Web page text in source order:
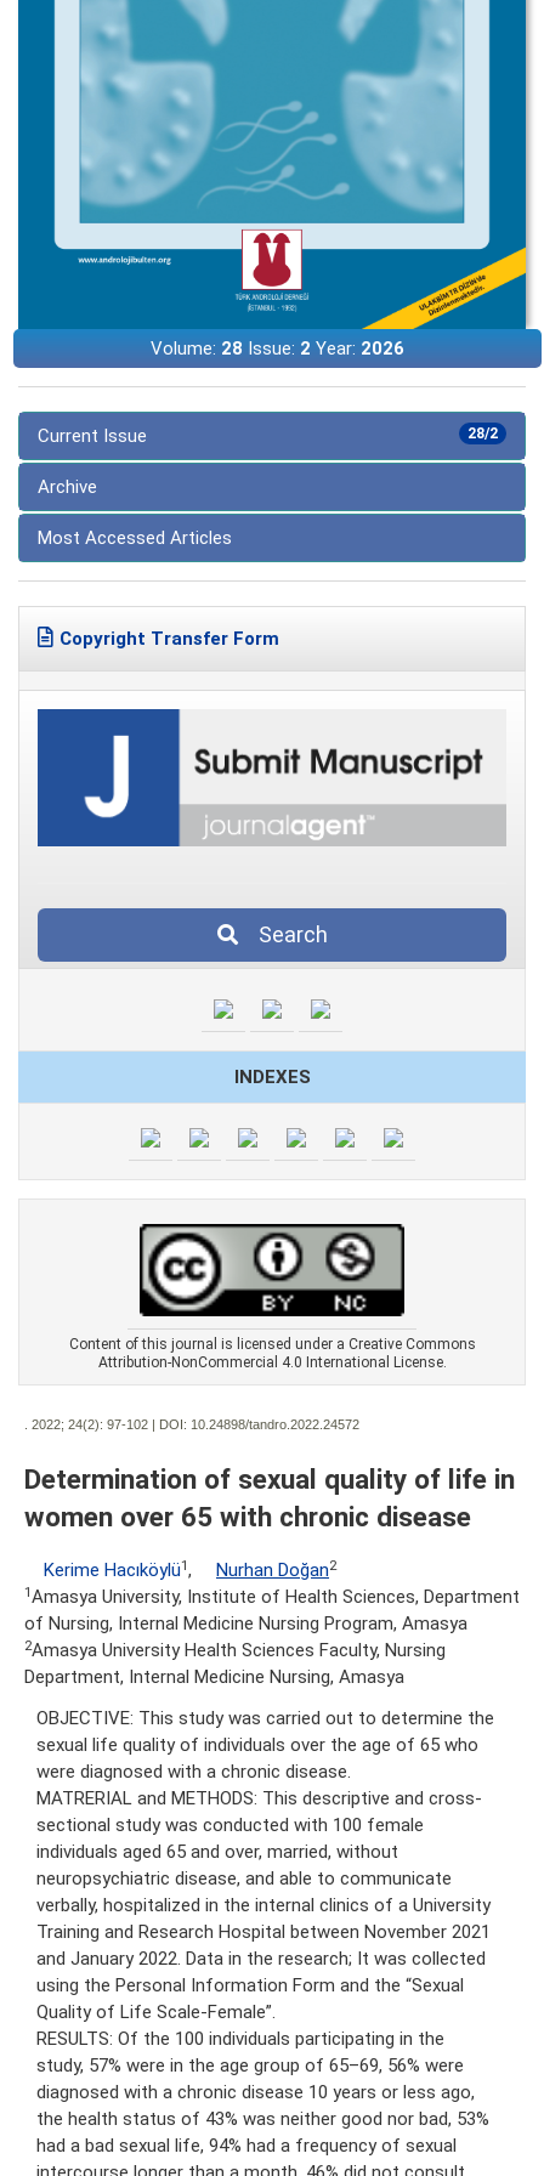
Volume: 28Issue: 2 Year: 2026
28/2
Current Issue
Archive
Most Accessed Articles
Copyright Transfer Form
Search
INDEXES
Content of this journal is licensed under a Creative Commons
Attribution-NonCommercial 4.0 International License.
. 2022; 24(2): 97-102 | DOI: 10.24898/tandro.2022.24572
Determination of sexual quality of life in
women over 65 with chronic disease
Kerime Hacıköylü1, Nurhan Doğan2
1Amasya University, Institute of Health Sciences, Department
of Nursing, Internal Medicine Nursing Program, Amasya
2Amasya University Health Sciences Faculty, Nursing
Department, Internal Medicine Nursing, Amasya
OBJECTIVE: This study was carried out to determine the
sexual life quality of individuals over the age of 65 who
were diagnosed with a chronic disease.
MATRERIAL and METHODS: This descriptive and cross-
sectional study was conducted with 100 female
individuals aged 65 and over, married, without
neuropsychiatric disease, and able to communicate
verbally, hospitalized in the internal clinics of a University
Training and Research Hospital between November 2021
and January 2022. Data in the research; It was collected
using the Personal Information Form and the “Sexual
Quality of Life Scale-Female”.
RESULTS: Of the 100 individuals participating in the
study, 57% were in the age group of 65–69, 56% were
diagnosed with a chronic disease 10 years or less ago,
the health status of 43% was neither good nor bad, 53%
had a bad sexual life, 94% had a frequency of sexual